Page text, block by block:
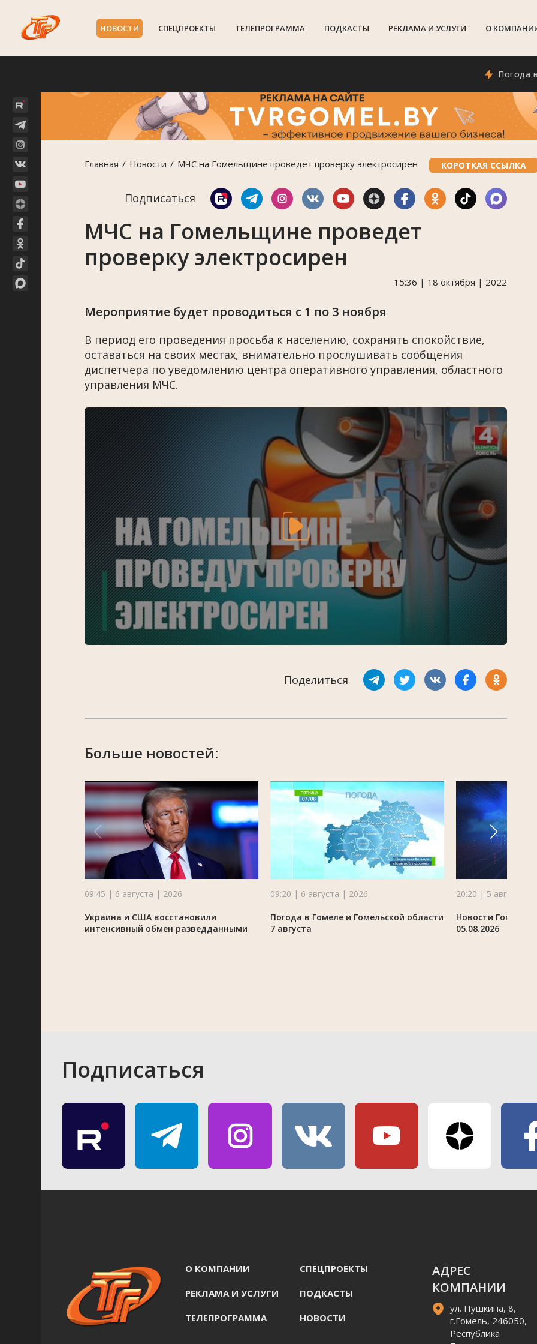
НОВОСТИ СПЕЦПРОЕКТЫ ТЕЛЕПРОГРАММА ПОДКАСТЫ РЕКЛАМА И УСЛУГИ О
Погода в
Главная Новости МЧС на Гомельщине проведет проверку электросирен КОРОТКАЯ ССЫЛКА
Подписаться
МЧС на Гомельщине проведет
проверку электросирен
15:36 | 18 октября | 2022
Мероприятие будет проводиться с 1 по 3 ноября
В период его проведения просьба к населению, сохранять спокойствие,
оставаться на своих местах, внимательно прослушивать сообщения
диспетчера по уведомлению центра оперативного управления, областного
управления МЧС.
Поделиться
Больше новостей:
09:45 | 6 августа | 2026
Украина и США восстановили
интенсивный обмен разведданными
09:20 | 6 августа | 2026
Погода в Гомеле и Гомельской области
7 августа
20:20 | 5 августа |
Новости
05.08.2026
Подписаться
О КОМПАНИИ СПЕЦПРОЕКТЫ
РЕКЛАМА И УСЛУГИ ПОДКАСТЫ
ТЕЛЕПРОГРАММА НОВОСТИ
АДРЕС
КОМПАНИИ
ул. Пушкина, 8,
г.Гомель, 246050,
Республика